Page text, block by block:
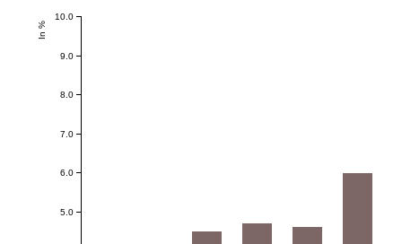
In %
5.0
6.0
7.0
8.0
9.0
10.0